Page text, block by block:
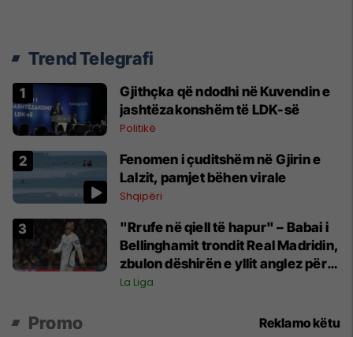
Trend Telegrafi
Gjithçka që ndodhi në Kuvendin e
jashtëzakonshëm të LDK-së
Politikë
Fenomen i çuditshëm në Gjirin e
Lalzit, pamjet bëhen virale
Shqipëri
"Rrufe në qiell të hapur" – Babai i
Bellinghamit trondit Real Madridin,
zbulon dëshirën e yllit anglez për
largim
La Liga
Promo Reklamo këtu